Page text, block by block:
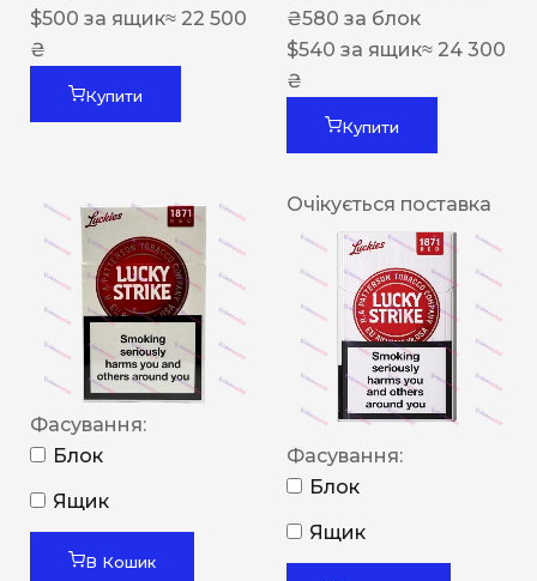
$500 за ящик≈ 22 500
₴
Купити
₴580 за блок
$540 за ящик≈ 24 300
₴
Купити
Фасування:
Блок
Ящик
В Кошик
Очікується поставка
Фасування:
Блок
Ящик